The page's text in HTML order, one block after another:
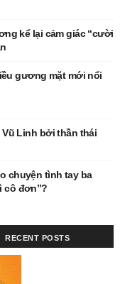
kể lại cảm giác “cười
gương mặt mới nổi
Vũ Linh bởi thần thái
chuyện tình tay ba
cô đơn”?
RECENT POSTS